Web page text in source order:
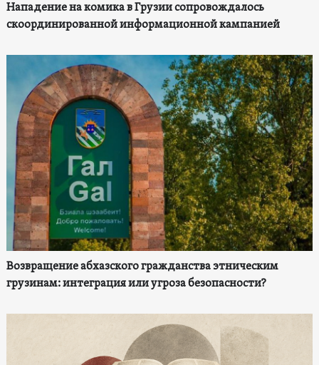
Нападение на комика в Грузии сопровождалось
скоординированной информационной кампанией
Возвращение абхазского гражданства этническим
грузинам: интеграция или угроза безопасности?